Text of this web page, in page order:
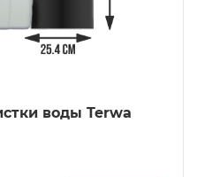
воды Terwa